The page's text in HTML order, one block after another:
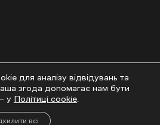
Спільнота
Приєднатись
для аналізу відвідувань та
згода допомагає нам бути
у Політиці cookie
всі